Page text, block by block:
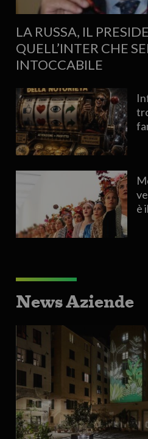
LA RUSSA, IL
QUELL’INTER CHE
INTOCCABILE
è
News Aziende